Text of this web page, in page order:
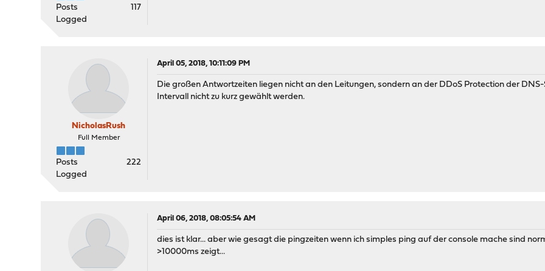
Posts
117
Logged
NicholasRush
Full Member
Posts
222
Logged
April 05, 2018, 10:11:09 PM
Die großen Antwortzeiten liegen nicht an den Leitungen, sondern an der DDoS Protection der
Intervall nicht zu kurz gewählt werden.
April 06, 2018, 08:05:54 AM
dies ist klar... aber wie gesagt die pingzeiten wenn ich simples ping auf der console mache sind
>10000ms zeigt...